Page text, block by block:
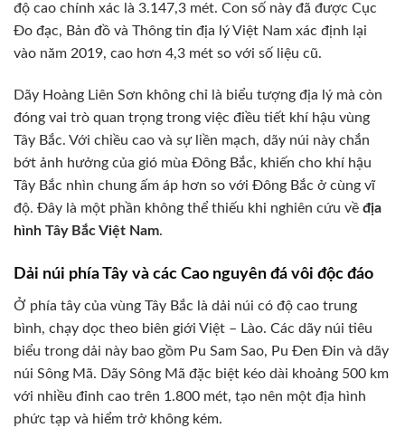
độ cao chính xác là 3.147,3 mét. Con số này đã được Cục
Đo đạc, Bản đồ và Thông tin địa lý Việt Nam xác định lại
vào năm 2019, cao hơn 4,3 mét so với số liệu cũ.
Dãy Hoàng Liên Sơn không chỉ là biểu tượng địa lý mà còn
đóng vai trò quan trọng trong việc điều tiết khí hậu vùng
Tây Bắc. Với chiều cao và sự liền mạch, dãy núi này chắn
bớt ảnh hưởng của gió mùa Đông Bắc, khiến cho khí hậu
Tây Bắc nhìn chung ấm áp hơn so với Đông Bắc ở cùng vĩ
độ. Đây là một phần không thể thiếu khi nghiên cứu về địa
hình Tây Bắc Việt Nam.
Dải núi phía Tây và các Cao nguyên đá vôi độc đáo
Ở phía tây của vùng Tây Bắc là dải núi có độ cao trung
bình, chạy dọc theo biên giới Việt – Lào. Các dãy núi tiêu
biểu trong dải này bao gồm Pu Sam Sao, Pu Đen Đin và dãy
núi Sông Mã. Dãy Sông Mã đặc biệt kéo dài khoảng 500 km
với nhiều đỉnh cao trên 1.800 mét, tạo nên một địa hình
phức tạp và hiểm trở không kém.